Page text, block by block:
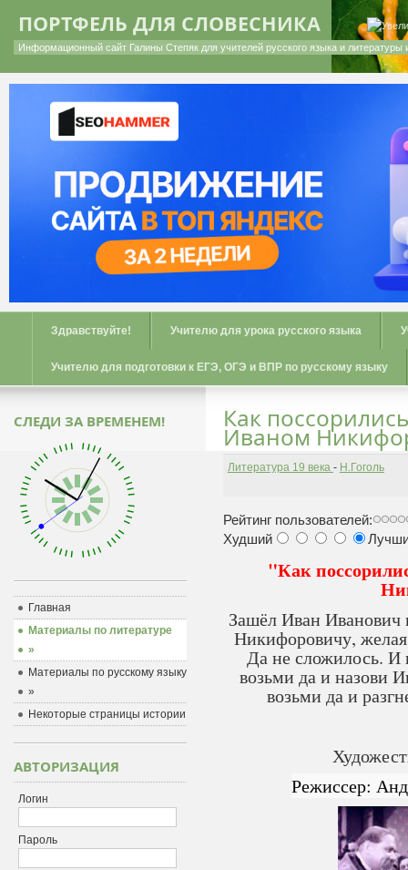
ПОРТФЕЛЬ ДЛЯ СЛОВЕСНИКА
Информационный сайт Галины Степяк для учителей русского языка и литературы
Здравствуйте! Учителю для урока русского языка
Учителю для подготовки к ЕГЭ, ОГЭ и ВПР по русскому языку
Как
Иваном
Литература 19 века - Н.Гоголь
Рейтинг пользователей:
Худший
"Как
Зашёл Иван Иванович
Никифоровичу,
Да не сложилось.
возьми да и назови
возьми да и
Режиссер:
СЛЕДИ ЗА ВРЕМЕНЕМ!
Главная
Материалы по литературе
»
Материалы по русскому языку
»
Некоторые страницы истории
АВТОРИЗАЦИЯ
Логин
Пароль